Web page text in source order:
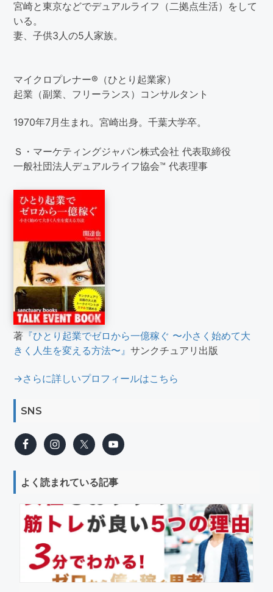
宮崎と東京などでデュアルライフ（二拠点生活）をして
いる。
妻、子供3人の5人家族。
マイクロプレナー®（ひとり起業家）
起業（副業、フリーランス）コンサルタント
1970年7月生まれ。宮崎出身。千葉大学卒。
Ｓ・マーケティングジャパン株式会社 代表取締役
一般社団法人デュアルライフ協会™ 代表理事
著 『ひとり起業でゼロから一億稼ぐ 〜小さく始めて大
きく人生を変える方法〜』サンクチュアリ出版
→さらに詳しいプロフィールはこちら
SNS
よく読まれている記事